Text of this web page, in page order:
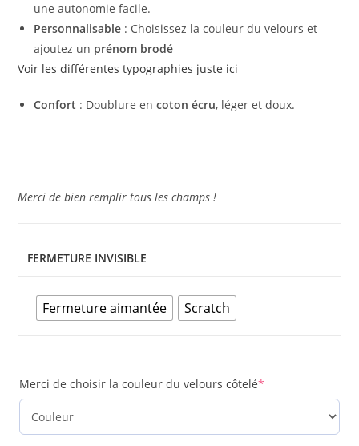
une autonomie facile.
Personnalisable : Choisissez la couleur du velours et
ajoutez un prénom brodé
Voir les différentes typographies juste ici
Confort : Doublure encoton écru, léger et doux.
Merci de bien remplir tous les champs !
FERMETURE INVISIBLE
Fermeture aimantée Scratch
Merci de choisir la couleur du velours côtelé*